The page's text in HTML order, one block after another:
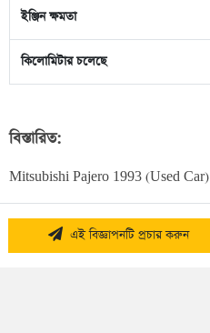
ইঞ্জিন ক্ষমতা
কিলোমিটার চলেছে
বিস্তারিত:
Mitsubishi Pajero 1993 (Used Car)
এই বিজ্ঞাপনটি প্রচার করুন